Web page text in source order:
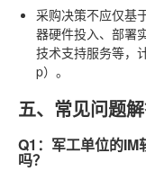
采购决策不应仅基
器硬件投入、部署
技术支持服务等，
p）。
五、常见问题
Q1：军工单位的IM
吗？